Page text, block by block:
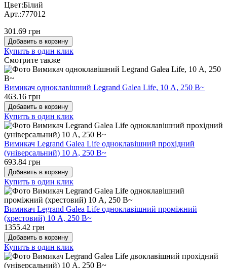
Цвет:Білий
Арт.:777012
301.69 грн
Добавить в корзину
Купить в один клик
Cмотрите также
Вимикач одноклавішний Legrand Galea Life, 10 А, 250 В~
463.16 грн
Добавить в корзину
Купить в один клик
Вимикач Legrand Galea Life одноклавішний прохідний
(універсальний) 10 А, 250 В~
693.84 грн
Добавить в корзину
Купить в один клик
Вимикач Legrand Galea Life одноклавішний проміжний
(хрестовий) 10 А, 250 В~
1355.42 грн
Добавить в корзину
Купить в один клик